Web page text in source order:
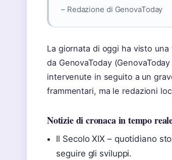
– Redazione di GenovaToday
La giornata di oggi ha visto
da GenovaToday
intervenute in seguito a un
frammentari, ma le redazioni
Notizie di cronaca in tempo
Il Secolo XIX – quotidiano
seguire gli sviluppi.